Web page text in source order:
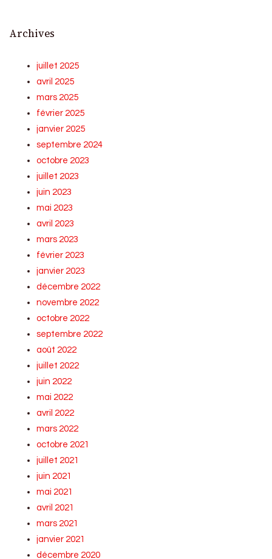
Archives
juillet 2025
avril 2025
mars 2025
février 2025
janvier 2025
septembre 2024
octobre 2023
juillet 2023
juin 2023
mai 2023
avril 2023
mars 2023
février 2023
janvier 2023
décembre 2022
novembre 2022
octobre 2022
septembre 2022
août 2022
juillet 2022
juin 2022
mai 2022
avril 2022
mars 2022
octobre 2021
juillet 2021
juin 2021
mai 2021
avril 2021
mars 2021
janvier 2021
décembre 2020